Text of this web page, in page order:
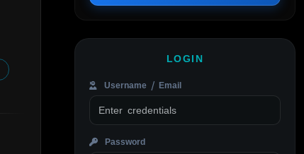
LOGIN
Username / Email
Password